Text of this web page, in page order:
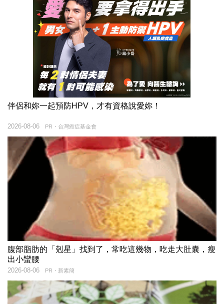
伴侶和妳一起預防HPV，才有資格說愛妳！
PR・台灣癌症基金會
2026-08-06
腹部脂肪的「剋星」找到了，常吃這幾物，吃走大肚囊，瘦
出小蠻腰
PR・新素簡
2026-08-06